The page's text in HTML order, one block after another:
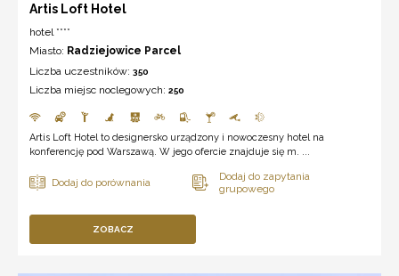
Artis Loft Hotel
hotel ****
Miasto: Radziejowice Parcel
Liczba uczestników: 350
Liczba miejsc noclegowych: 250
Artis Loft Hotel to designersko urządzony i nowoczesny hotel na
konferencję pod Warszawą. W jego ofercie znajduje się m. ...
ZOBACZ